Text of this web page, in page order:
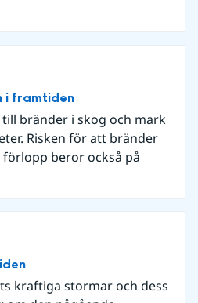
i framtiden
bränder i skog och mark
Risken för att bränder
beror också på
kraftiga stormar och dess